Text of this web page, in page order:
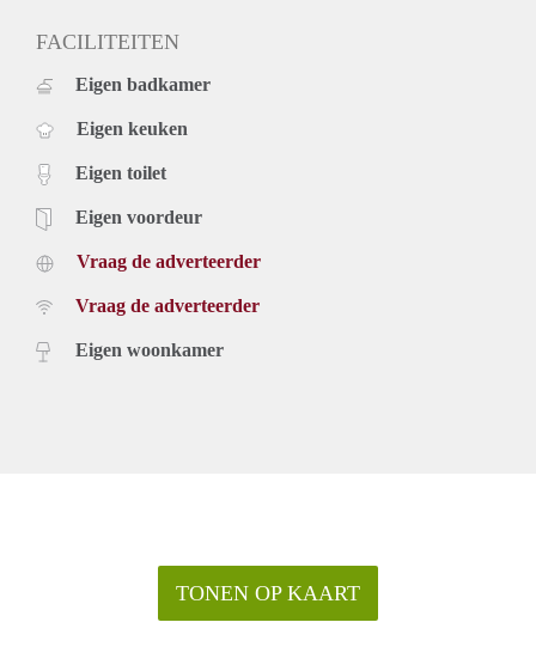
FACILITEITEN
Eigen badkamer
Eigen keuken
Eigen toilet
Eigen voordeur
Vraag de adverteerder
Vraag de adverteerder
Eigen woonkamer
TONEN OP KAART